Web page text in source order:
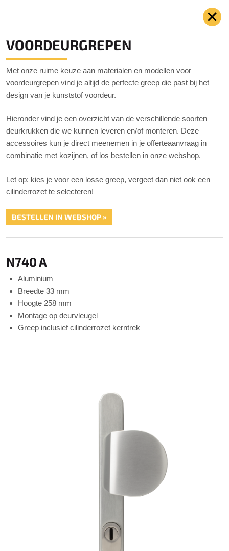
VOORDEURGREPEN
Met onze ruime keuze aan materialen en modellen voor
voordeurgrepen vind je altijd de perfecte greep die past bij het
design van je kunststof voordeur.
Hieronder vind je een overzicht van de verschillende soorten
deurkrukken die we kunnen leveren en/of monteren. Deze
accessoires kun je direct meenemen in je offerteaanvraag in
combinatie met kozijnen, of los bestellen in onze webshop.
Let op: kies je voor een losse greep, vergeet dan niet ook een
cilinderrozet te selecteren!
BESTELLEN IN WEBSHOP »
N740 A
Aluminium
Breedte 33 mm
Hoogte 258 mm
Montage op deurvleugel
Greep inclusief cilinderrozet kerntrek